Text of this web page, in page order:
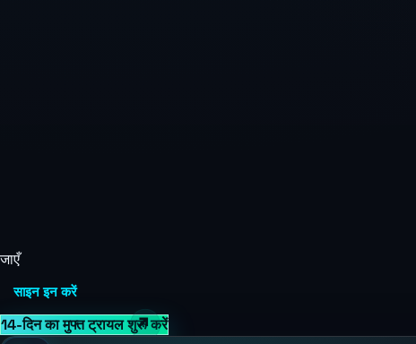
जाएँ
साइन इन करें
14-दिन का मुफ्त ट्रायल शुरू करें